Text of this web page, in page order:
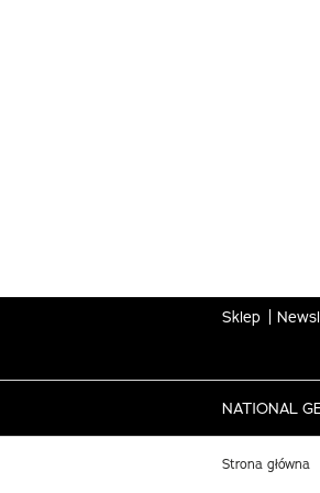
Sklep
NATIONAL
Strona główna